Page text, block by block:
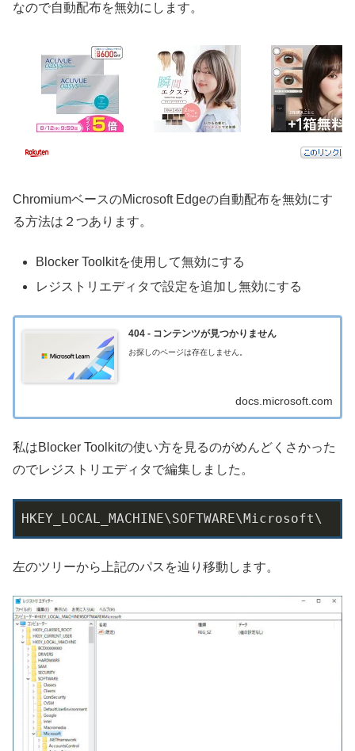
なので自動配布を無効にします。
ChromiumベースのMicrosoft Edgeの自動配布を無効にす
る方法は２つあります。
Blocker Toolkitを使用して無効にする
レジストリエディタで設定を追加し無効にする
404 - コンテンツが見つかりません
お探しのページは存在しません。
docs.microsoft.com
私はBlocker Toolkitの使い方を見るのがめんどくさかった
のでレジストリエディタで編集しました。
HKEY_LOCAL_MACHINE\SOFTWARE\Microsoft\
左のツリーから上記のパスを辿り移動します。